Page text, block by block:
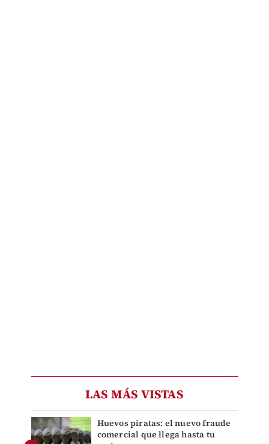
LAS MÁS VISTAS
Huevos piratas: el nuevo fraude
comercial que llega hasta tu